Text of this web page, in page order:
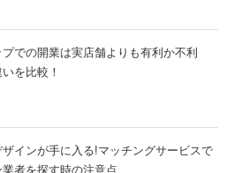
での開業は実店舗よりも有利か不利
を比較！
インが手に入る!マッチングサービスで
者を探す時の注意点